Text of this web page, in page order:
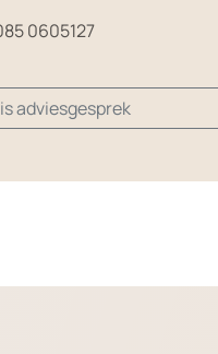
0605127
adviesgesprek